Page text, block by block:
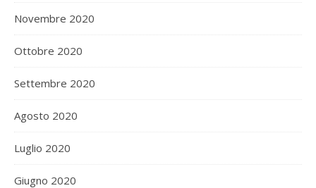
Novembre 2020
Ottobre 2020
Settembre 2020
Agosto 2020
Luglio 2020
Giugno 2020